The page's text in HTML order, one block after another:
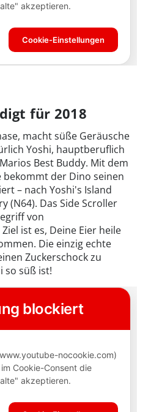
für 2018
macht süße Geräusche
Yoshi, hauptberuflich
Best Buddy. Mit dem
bekommt der Dino seinen
– nach Yoshi's Island
(N64). Das Side Scroller
von
ist es, Deine Eier heile
Die einzig echte
Zuckerschock zu
so süß ist!